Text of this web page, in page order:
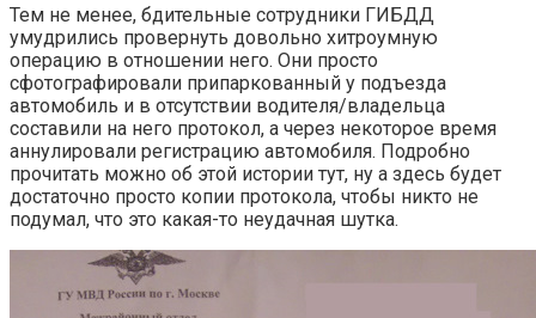
Тем не менее, бдительные сотрудники ГИБДД
умудрились провернуть довольно хитроумную
операцию в отношении него. Они просто
сфотографировали припаркованный у подъезда
автомобиль и в отсутствии водителя/владельца
составили на него протокол, а через некоторое время
аннулировали регистрацию автомобиля. Подробно
прочитать можно об этой истории тут, ну а здесь будет
достаточно просто копии протокола, чтобы никто не
подумал, что это какая-то неудачная шутка.